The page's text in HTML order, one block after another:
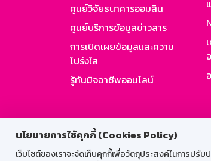
นโยบายการใช้คุกกี้ (Cookies Policy)
เว็บไซต์ของเราจะจัดเก็บคุกกี้เพื่อวัตถุประสงค์ในการปรั
ศูนย์วิจัยธนาคารออมสิน
ศูนย์บริการข้อมูลข่าวสาร
การเปิดเผยข้อมูลและความ
โปร่งใส
รู้ทันมิจฉาชีพออนไลน์